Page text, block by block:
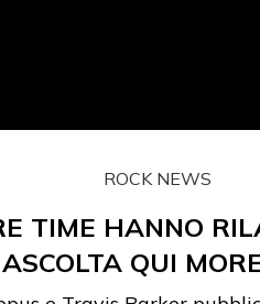
ROCK NEWS
TIME HANNO
QUI